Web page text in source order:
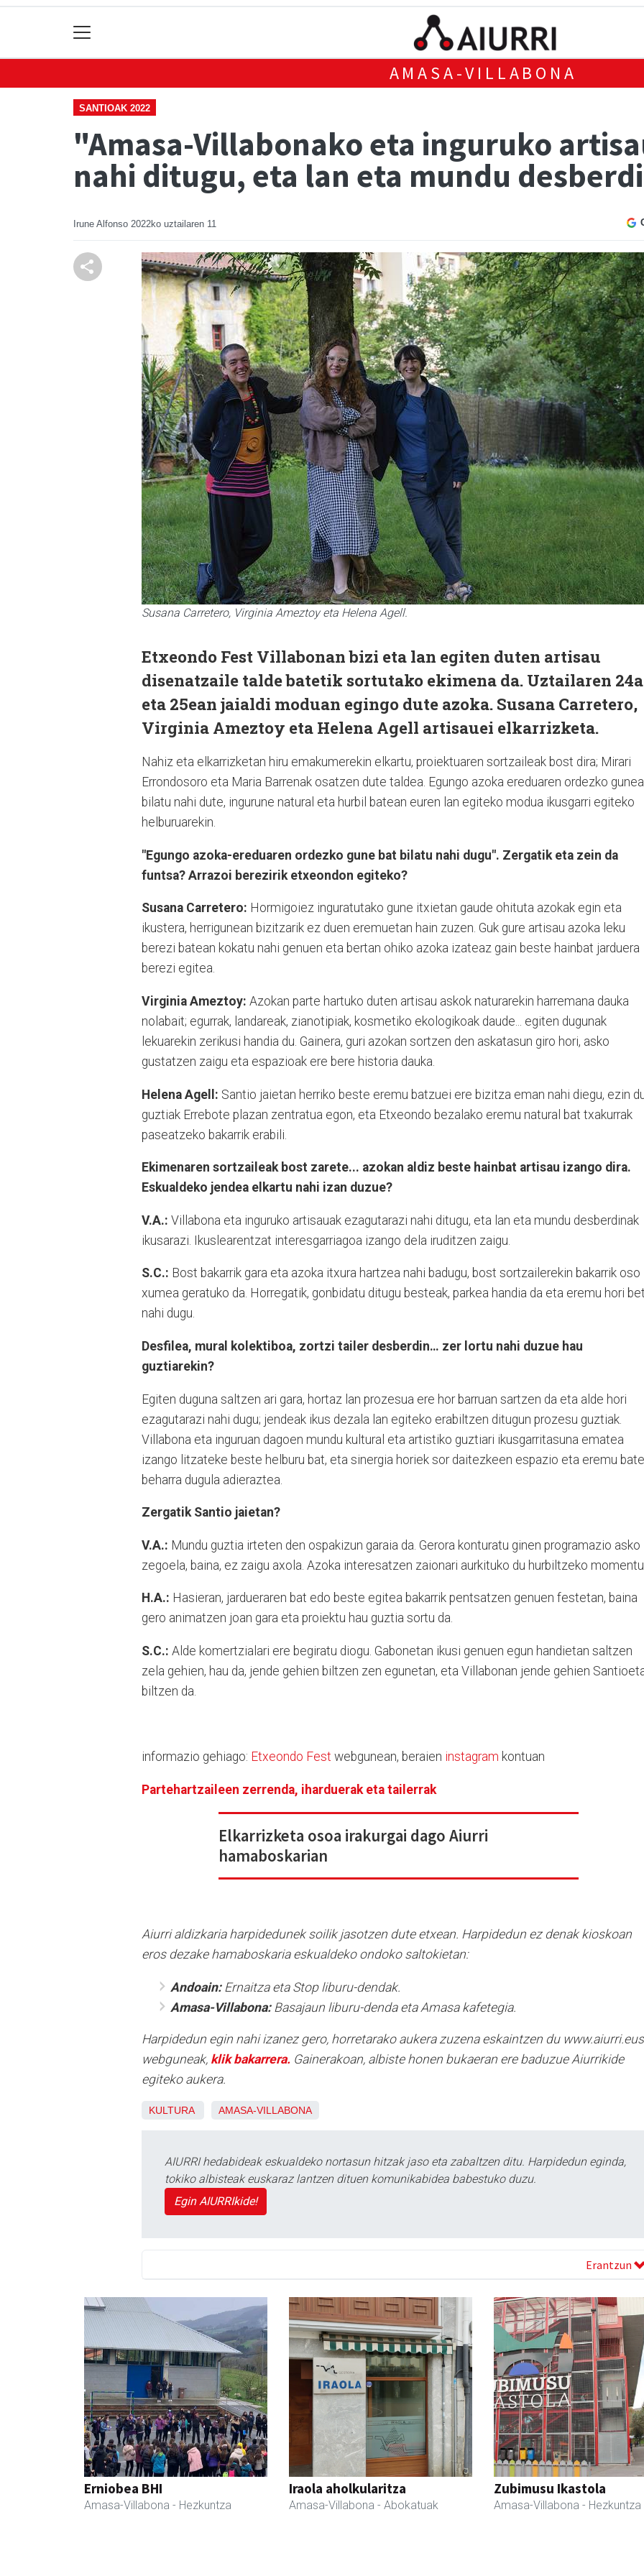
AMASA-VILLABONA
SANTIOAK 2022
"Amasa-Villabonako eta inguruko
nahi ditugu, eta lan eta mundu
Irune Alfonso 2022ko uztailaren 11
Susana Carretero, Virginia Ameztoy eta Helena Agell.
Etxeondo Fest Villabonan bizi eta lan egiten duten artisau
disenatzaile talde batetik sortutako ekimena da. Uztailaren
eta 25ean jaialdi moduan egingo dute azoka. Susana Carretero,
Virginia Ameztoy eta Helena Agell artisauei elkarrizketa.
Nahiz eta elkarrizketan hiru emakumerekin elkartu, proiektuaren sortzaileak bost dira; Mirari
Errondosoro eta Maria Barrenak osatzen dute taldea. Egungo azoka ereduaren ordezko gunea
bilatu nahi dute, ingurune natural eta hurbil batean euren lan egiteko modua ikusgarri egiteko
helburuarekin.
"Egungo azoka-ereduaren ordezko gune bat bilatu nahi dugu". Zergatik eta zein da
funtsa? Arrazoi berezirik etxeondon egiteko?
Susana Carretero: Hormigoiez inguratutako gune itxietan gaude ohituta azokak egin eta
ikustera, herrigunean bizitzarik ez duen eremuetan hain zuzen. Guk gure artisau azoka leku
berezi batean kokatu nahi genuen eta bertan ohiko azoka izateaz gain beste hainbat jarduera
berezi egitea.
Virginia Ameztoy: Azokan parte hartuko duten artisau askok naturarekin harremana dauka
nolabait; egurrak, landareak, zianotipiak, kosmetiko ekologikoak daude... egiten dugunak
lekuarekin zerikusi handia du. Gainera, guri azokan sortzen den askatasun giro hori, asko
gustatzen zaigu eta espazioak ere bere historia dauka.
Helena Agell: Santio jaietan herriko beste eremu batzuei ere bizitza eman nahi diegu, ezin
guztiak Errebote plazan zentratua egon, eta Etxeondo bezalako eremu natural bat txakurrak
paseatzeko bakarrik erabili.
Ekimenaren sortzaileak bost zarete... azokan aldiz beste hainbat artisau izango dira.
Eskualdeko jendea elkartu nahi izan duzue?
V.A.: Villabona eta inguruko artisauak ezagutarazi nahi ditugu, eta lan eta mundu desberdinak
ikusarazi. Ikuslearentzat interesgarriagoa izango dela iruditzen zaigu.
S.C.: Bost bakarrik gara eta azoka itxura hartzea nahi badugu, bost sortzailerekin bakarrik oso
xumea geratuko da. Horregatik, gonbidatu ditugu besteak, parkea handia da eta eremu hori
nahi dugu.
Desfilea, mural kolektiboa, zortzi tailer desberdin… zer lortu nahi duzue hau
guztiarekin?
Egiten duguna saltzen ari gara, hortaz lan prozesua ere hor barruan sartzen da eta alde hori
ezagutarazi nahi dugu; jendeak ikus dezala lan egiteko erabiltzen ditugun prozesu guztiak.
Villabona eta inguruan dagoen mundu kultural eta artistiko guztiari ikusgarritasuna ematea
izango litzateke beste helburu bat, eta sinergia horiek sor daitezkeen espazio eta eremu
beharra dugula adieraztea.
Zergatik Santio jaietan?
V.A.: Mundu guztia irteten den ospakizun garaia da. Gerora konturatu ginen programazio asko
zegoela, baina, ez zaigu axola. Azoka interesatzen zaionari aurkituko du hurbiltzeko
H.A.: Hasieran, jardueraren bat edo beste egitea bakarrik pentsatzen genuen festetan, baina
gero animatzen joan gara eta proiektu hau guztia sortu da.
S.C.: Alde komertzialari ere begiratu diogu. Gabonetan ikusi genuen egun handietan saltzen
zela gehien, hau da, jende gehien biltzen zen egunetan, eta Villabonan jende gehien
biltzen da.
informazio gehiago: Etxeondo Fest webgunean, beraien instagram kontuan
Partehartzaileen zerrenda, iharduerak eta tailerrak
Elkarrizketa osoa irakurgai dago Aiurri
hamaboskarian
Aiurri aldizkaria harpidedunek soilik jasotzen dute etxean. Harpidedun ez denak kioskoan
eros dezake hamaboskaria eskualdeko ondoko saltokietan:
Andoain: Ernaitza eta Stop liburu-dendak.
Amasa-Villabona:Basajaun liburu-denda eta Amasa kafetegia.
Harpidedun egin nahi izanez gero, horretarako aukera zuzena eskaintzen du www.aiurri.eus
webguneak, klik bakarrera. Gainerakoan, albiste honen bukaeran ere baduzue Aiurrikide
egiteko aukera.
KULTURA AMASA-VILLABONA
AIURRI hedabideak eskualdeko nortasun hitzak jaso eta zabaltzen ditu. Harpidedun eginda,
tokiko albisteak euskaraz lantzen dituen komunikabidea babestuko duzu.
Egin AIURRIkide!
Erantzun
Erniobea BHI
Amasa-Villabona - Hezkuntza
Iraola aholkularitza
Amasa-Villabona - Abokatuak
Zubimusu Ikastola
Amasa-Villabona - Hezkuntza